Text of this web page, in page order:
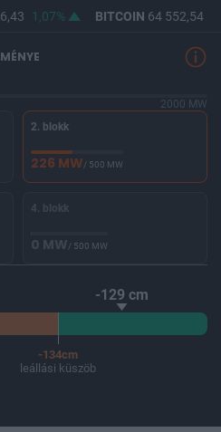
1,07% BITCOIN64 552,54
2000 MW
2. blokk
226 MW/ 500 MW
4. blokk
0 MW/ 500 MW
-129 cm
-134cm
leállási küszöb